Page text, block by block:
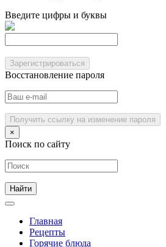
Введите цифры и буквы
Зарегистрироваться
Восстановление пароля
Получить ссылку на изменение пароля
×
Поиск по сайту
Главная
Рецепты
Горячие блюда